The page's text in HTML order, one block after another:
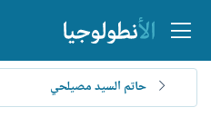
حاتم السيد مصيلحي